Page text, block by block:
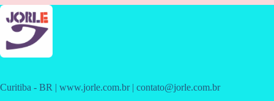
Curitiba - BR | www.jorle.com.br | contato@jorle.com.br